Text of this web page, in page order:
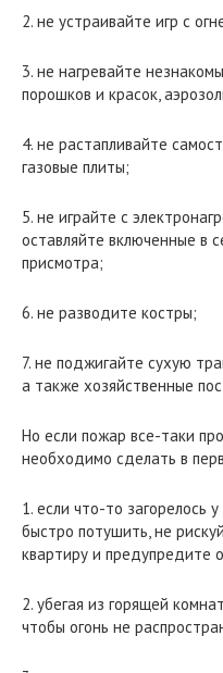
2. не устраивайте игр с
3. не нагревайте
порошков и красок,
4. не растапливайте
газовые плиты;
5. не играйте с
оставляйте включенные в
присмотра;
6. не разводите костры;
7. не поджигайте сухую
а также хозяйственные
Но если пожар все-таки
необходимо сделать в
1. если что-то загорелось
быстро потушить, не
квартиру и предупредите
2. убегая из горящей
чтобы огонь не